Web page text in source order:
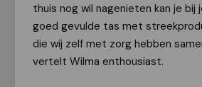
thuis nog wil nagenieten kan je bij
goed gevulde tas met
die wij zelf met zorg hebben
vertelt Wilma enthousiast.